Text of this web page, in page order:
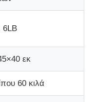
6LB
εκ
60 κιλά